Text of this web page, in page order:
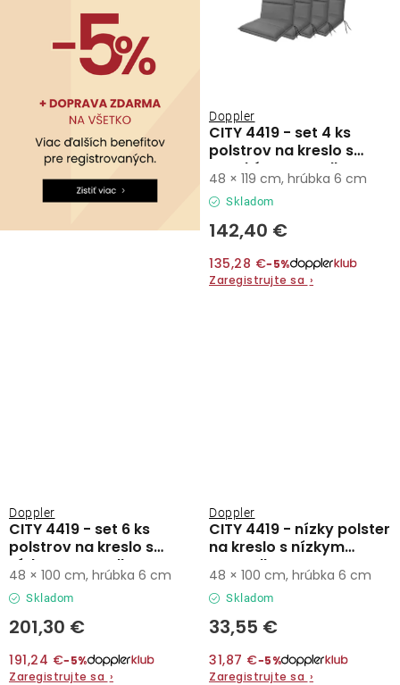
CITY 4419 - set 4 ks
polstrov na kreslo s
vysokým operadlom
Doppler
Skladom
142,40 €
135,28 €−5%
Zaregistrujte sa ›
48 × 119 cm, hrúbka 6 cm
CITY 4419 - set 6 ks
polstrov na kreslo s
nízkym operadlom
Doppler
Skladom
201,30 €
191,24 €−5%
Zaregistrujte sa ›
48 × 100 cm, hrúbka 6 cm
CITY 4419 - nízky polster
na kreslo s nízkym
operadlom
Doppler
Skladom
33,55 €
31,87 €−5%
Zaregistrujte sa ›
48 × 100 cm, hrúbka 6 cm